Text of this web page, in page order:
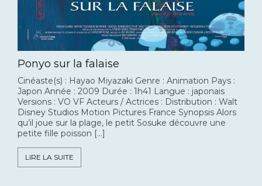
Ponyo sur la falaise
Cinéaste(s) : Hayao Miyazaki Genre : Animation Pays :
Japon Année : 2009 Durée : 1h41 Langue : japonais
Versions : VO VF Acteurs / Actrices : Distribution : Walt
Disney Studios Motion Pictures France Synopsis Alors
qu’il joue sur la plage, le petit Sosuke découvre une
petite fille poisson […]
LIRE LA SUITE